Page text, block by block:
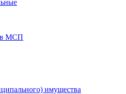
МСП
имущества